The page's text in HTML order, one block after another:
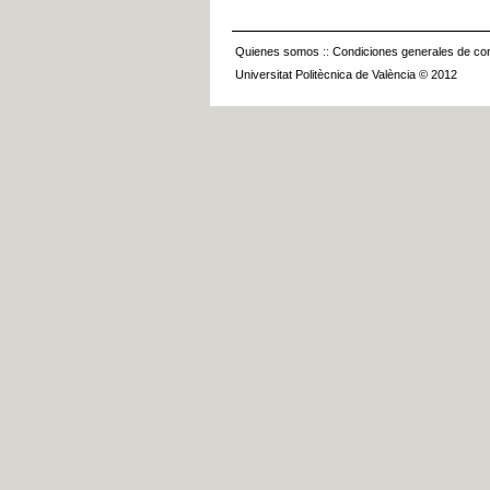
Quienes somos :: Condiciones generales de
Universitat Politècnica de València © 2012